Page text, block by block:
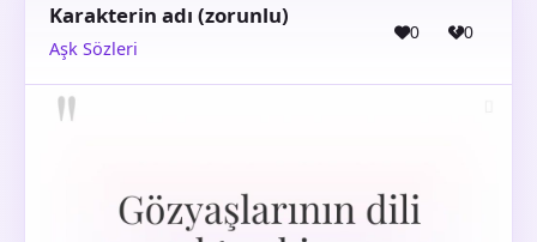
Karakterin adı (zorunlu)
Aşk Sözleri
0 0